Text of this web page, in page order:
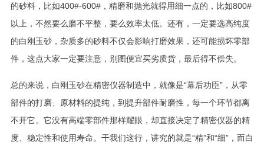
的砂料，比如400#-600#，精磨和抛光就得用细一点的，比如800#
以上，不然要么磨不平整，要么效率太低。还有，一定要选高纯度
的白刚玉砂，杂质多的砂料不仅会影响打磨效果，还可能损坏零部
件，这点大家一定要注意，别图便宜买劣质货，最后得不偿失。
总的来说，白刚玉砂在精密仪器制造中，就像是“幕后功臣”，从零
部件的打磨、原材料的提纯，到提升部件耐磨性，每一个环节都离
不开它。它没有高端零部件那样耀眼，却直接决定了精密仪器的精
度、稳定性和使用寿命。干我们这行，讲究的就是“精”和“细”，而白